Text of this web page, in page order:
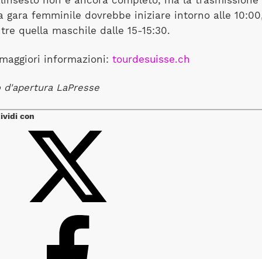
gara femminile dovrebbe iniziare intorno alle
quella maschile dalle 15-15:30.
informazioni: tourdesuisse.ch
d'apertura LaPresse
con